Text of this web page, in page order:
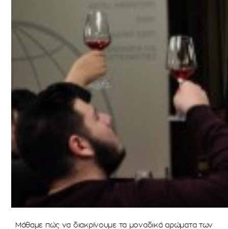
Μάθαμε πώς να διακρίνουμε τα μοναδικά αρώματα των